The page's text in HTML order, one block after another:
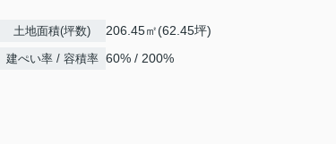
土地面積(坪数) 206.45㎡(62.45坪)
建ぺい率 / 容積率 60% / 200%